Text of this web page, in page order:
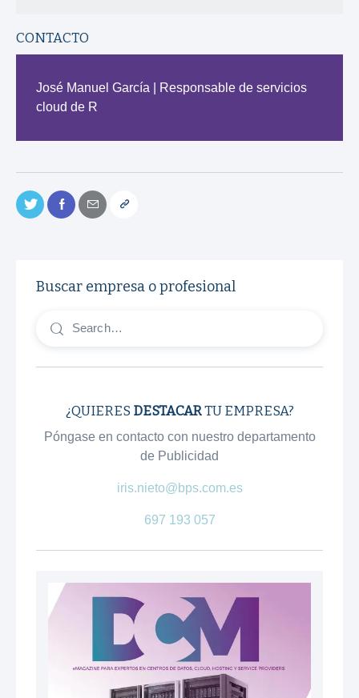
CONTACTO
José Manuel García | Responsable de servicios
cloud de R
Buscar empresa o profesional
¿QUIERES DESTACARTU EMPRESA?
Póngase en contacto con nuestro departamento
de Publicidad
iris.nieto@bps.com.es
697 193 057